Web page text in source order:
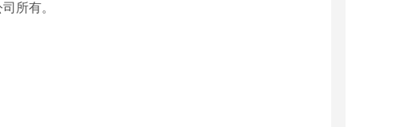
所有。